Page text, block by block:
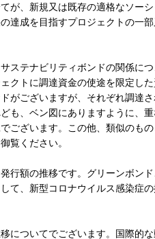
が、新規又は既存の適格なソー
達成を目指すプロジェクトの一
テナビリティボンドの関係につ
クトに調達資金の使途を限定し
がございますが、それぞれ調達
も、ベン図にありますように、
ございます。この他、類似のも
覧ください。
行額の推移です。グリーンボン
て、新型コロナウイルス感染症
についてでございます。国際的